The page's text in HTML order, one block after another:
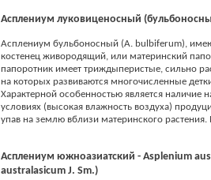
Асплениум луковиценосный
Асплениум бульбоносный (A. bulbiferum),
костенец живородящий, или материнский
папоротник имеет триждыперистые, сильно
на которых развиваются многочисленные
Характерной особенностью является наличие
условиях (высокая влажность воздуха)
упав на землю вблизи материнского
Асплениум южноазиатский - Asplenium
australasicum J. Sm.)